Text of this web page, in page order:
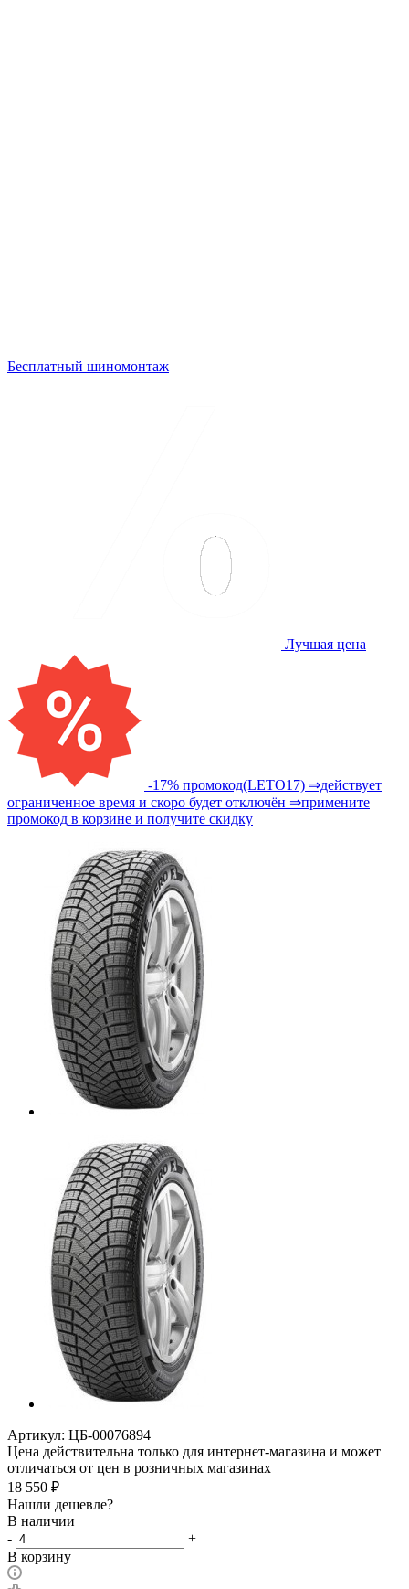
Бесплатный шиномонтаж
Лучшая цена
-17% промокод(LETO17) ⇒действует
ограниченное время и скоро будет отключён ⇒примените
промокод в корзине и получите скидку
Артикул: ЦБ-00076894
Цена действительна только для интернет-магазина и может
отличаться от цен в розничных магазинах
18 550 ₽
Нашли дешевле?
В наличии
-
+
В корзину